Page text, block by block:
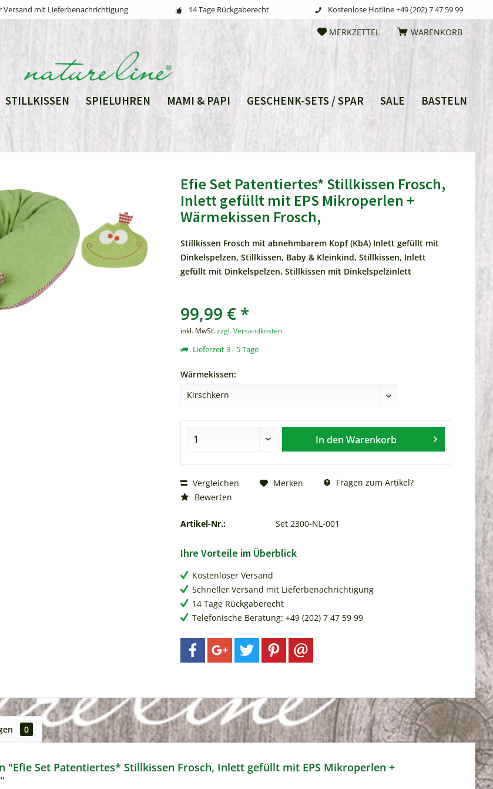
Versand mit Lieferbenachrichtigung 14 Tage Rückgaberecht Kostenlose Hotline +49 (202) 7 47 59 99
WARENKORB
MERKZETTEL
STILLKISSEN SPIELUHREN MAMI & PAPI GESCHENK-SETS / SPAR SALE BASTELN
Efie Set Patentiertes* Stillkissen Frosch,
Inlett gefüllt mit EPS Mikroperlen +
Wärmekissen Frosch,
Stillkissen Frosch mit abnehmbarem Kopf (KbA) Inlett gefüllt mit
Dinkelspelzen, Stillkissen, Baby & Kleinkind, Stillkissen, Inlett
gefüllt mit Dinkelspelzen, Stillkissen mit Dinkelspelzinlett
99,99 € *
inkl. MwSt.zzgl. Versandkosten
Lieferzeit 3 - 5 Tage
Wärmekissen:
In den Warenkorb
Vergleichen Merken
Fragen zum Artikel?
Bewerten
Artikel-Nr.: Set 2300-NL-001
Ihre Vorteile im Überblick
Kostenloser Versand
Schneller Versand mit Lieferbenachrichtigung
14 Tage Rückgaberecht
Telefonische Beratung: +49 (202) 7 47 59 99
0
"Efie Set Patentiertes* Stillkissen Frosch, Inlett gefüllt mit EPS Mikroperlen +